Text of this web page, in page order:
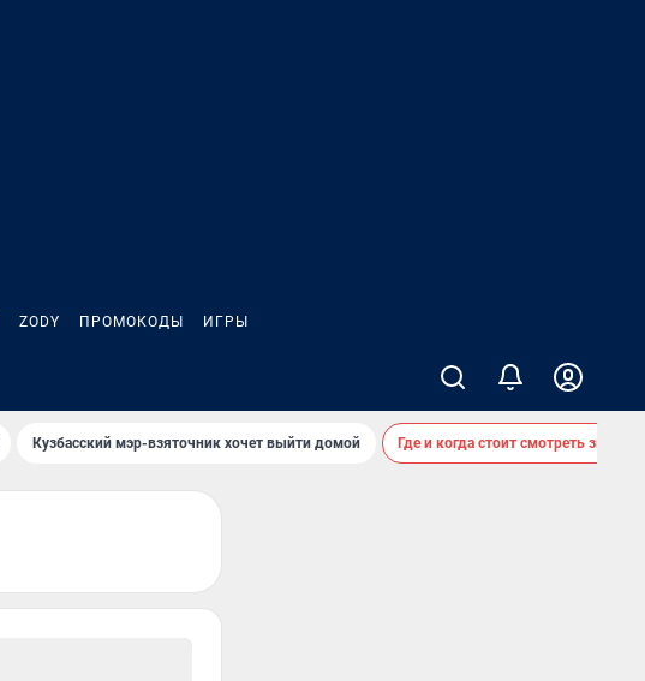
ZODY ПРОМОКОДЫ ИГРЫ
Кузбасский мэр-взяточник хочет выйти домой Где и когда стоит смотреть